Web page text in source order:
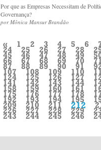
Por que as Empresas Necessitam de
Governança?
por Mônica Mansur Brandão
« 1 2 3 4 5 6
24 25 26 27 28
45 46 47 48 49
66 67 68 69 70 71
87 88 89 90 91
107 108 109 110
124 125 126 127
141 142 143 144
158 159 160 161
175 176 177 178
192 193 194 195
209 210 211 212
226 227 228 229
243 244 245 246